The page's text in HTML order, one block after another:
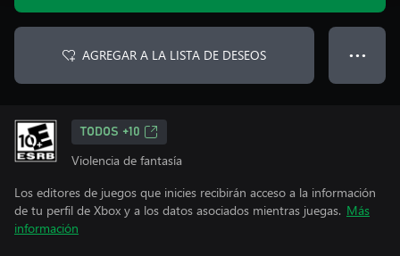
AGREGAR A LA LISTA DE DESEOS ● ● ●
TODOS +10
Violencia de fantasía
Los editores de juegos que inicies recibirán acceso a la información
de tu perfil de Xbox y a los datos asociados mientras juegas. Más
información